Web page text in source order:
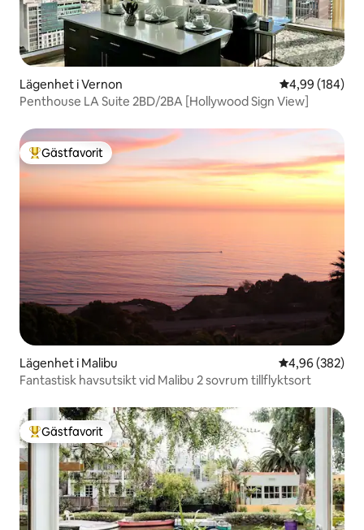
Lägenhet i Vernon 4,99 av 5 i
4,99 (184)
Penthouse LA Suite 2BD/2BA [Hollywood Sign View]
Populär gästfavorit
Gästfavorit
Lägenhet i Malibu 4,96 av 5 i
4,96 (382)
Fantastisk havsutsikt vid Malibu 2 sovrum tillflyktsort
Populär gästfavorit
Gästfavorit